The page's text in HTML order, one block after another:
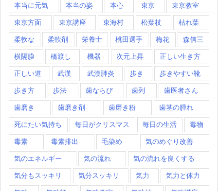
本当に元気 本当の姿 本心 東京 東京教室
東京方面 東京講座 東海村 松葉杖 枯れ葉
柔軟な 柔軟剤 栄養士 桃田選手 梅花 森信三
横隔膜 橋渡し 機器 次元上昇 正しい生き方
正しい道 武漢 武漢肺炎 歩き 歩きやすい靴
歩き方 歩法 歯ならび 歯列 歯医者さん
歯磨き 歯磨き剤 歯磨き粉 歯茎の腫れ
死にたい気持ち 毎日がクリスマス 毎日の生活 毒物
毒素 毒素排出 毛染め 気のめぐり改善
気のエネルギー 気の流れ 気の流れを良くする
気分もスッキリ 気分スッキリ 気力 気力と体力